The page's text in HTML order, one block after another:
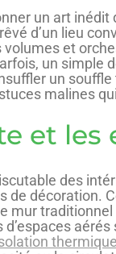
un art
d’un lieu
volumes et
un simple
un
malines
et les
des
de décoration.
mur
d’espaces